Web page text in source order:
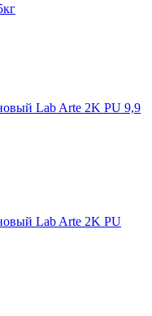
Lab Arte 2K PU 9,9
Lab Arte 2K PU